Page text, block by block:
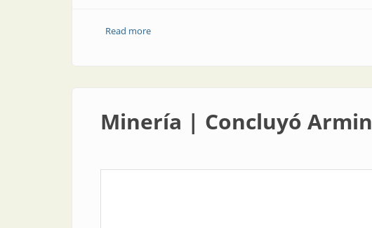
Read moreabout Construcción y vivienda | Próximamente:
Minería | Concluyó